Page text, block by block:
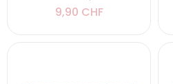
9,90 CHF